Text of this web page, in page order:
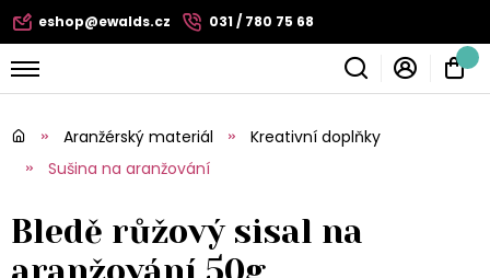
eshop@ewalds.cz 031 / 780 75 68
Aranžérský materiál
Kreativní doplňky
Sušina na aranžování
Bledě růžový sisal na